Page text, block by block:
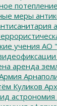
потепление
меры
учения АО
аренда
Куликов
астрономия